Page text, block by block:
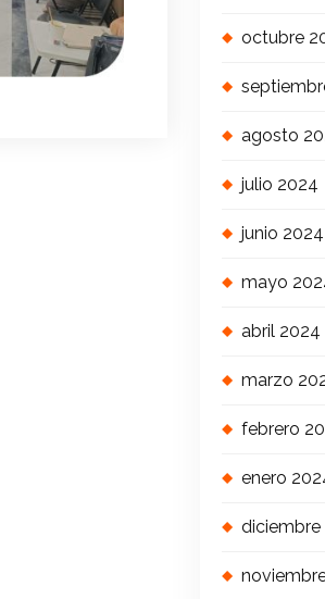
octubre
agosto
julio 2024
junio 2024
mayo
abril 2024
marzo
febrero
enero
diciembre